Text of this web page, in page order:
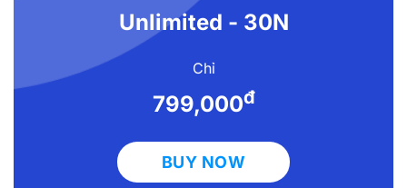
Unlimited - 30N
Chỉ
799,000đ
BUY NOW